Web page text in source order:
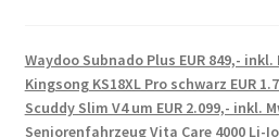
Waydoo Subnado Plus EUR 849,- inkl.
Kingsong KS18XL Pro schwarz EUR
Scuddy Slim V4 um EUR 2.099,- inkl.
Seniorenfahrzeug Vita Care 4000 Li-